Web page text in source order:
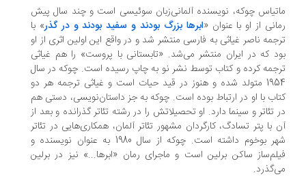
چوکه، نویسنده آلمانی‌زبان سوئیسی است و چند سال پیش
از او با عنوان «ابرها بزرگ بودند و سفید بودند و در گذر» با
ناصر غیاثی به فارسی منتشر شد و در واقع این اولین اثری از او
که در ایران منتشر می‌شد. «تابستانی با پروست» را هم غیاثی
کرده و کتاب توسط نشر نو به چاپ رسیده است. چوکه در سال
1954 متولد شده و هنوز در قید حیات است و غیاثی ترجمه هر دو
با او در ارتباط بوده است. چوکه به جز داستان‌نویسی، دستی هم
تئاتر و سینما دارد. او تحصیلاتش را در رشته تئاتر گذرانده و بعد از
با پتر تسادگ، کارگردان مشهور تئاتر آلمان، همکاری‌هایی در تئاتر
شهر بوخوم داشته است. چوکه از سال 1980 به عنوان نویسنده و
ساکن برلین است و ماجرای رمان «ابرها...» نیز در برلین